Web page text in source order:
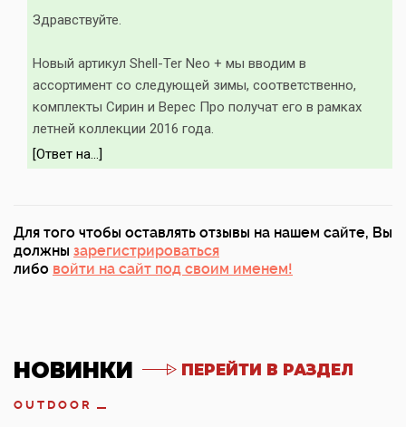
Здравствуйте.
Новый артикул Shell-Ter Neo + мы вводим в
ассортимент со следующей зимы, соответственно,
комплекты Сирин и Верес Про получат его в рамках
летней коллекции 2016 года.
[Ответ на...]
Для того чтобы оставлять отзывы на нашем сайте, Вы
должны зарегистрироваться
либо войти на сайт под своим именем!
НОВИНКИ ПЕРЕЙТИ В РАЗДЕЛ
OUTDOOR